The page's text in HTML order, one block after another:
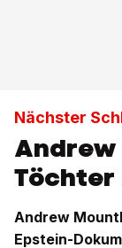
Nächster
Töchter
Andrew
Epstein-